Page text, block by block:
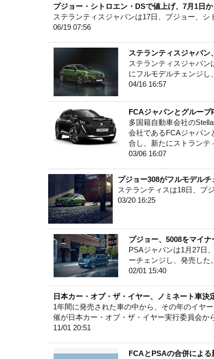
プジョー・シトロエン・DSで値上げ、7月1日
ステランティスジャパンは17日、プジョー、シ
06/19 07:56
ステランティスジャパ
ステランティスジャパ
にフルモデルチェンジし
04/16 16:57
FCAジャパンとグルー
多国籍自動車会社の
会社であるFCAジャパン
合し、新たにストランテ
03/06 16:07
プジョー308がフルモデル
ステランティスは18日、プ
03/20 16:25
プジョー、5008をマイ
PSAジャパンは1月27日
ーチェンジし、発売した。
02/01 15:40
日本カー・オブ・ザ・イヤー、ノミネート車
1年間に発売された車の中から、その年のイヤ
催が日本カー・オブ・ザ・イヤー実行委員会か
11/01 20:51
FCAとPSAの合併によ